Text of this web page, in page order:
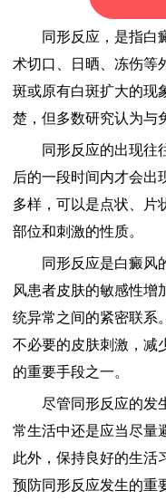
同形反应，是指白癜
术切口、日晒、冻伤等
斑或原有白斑扩大的现
楚，但多数研究认为与
同形反应的出现往往
后的一段时间内才会出
多样，可以是点状、片
部位和刺激的性质。
同形反应是白癜风的
风患者皮肤的敏感性增
统异常之间的紧密联系
不必要的皮肤刺激，减
的重要手段之一。
尽管同形反应的发生
常生活中还是应当尽量
此外，保持良好的生活
预防同形反应发生的重